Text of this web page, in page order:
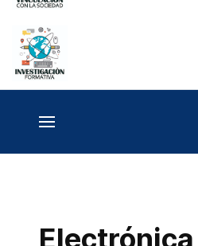
Electrónica